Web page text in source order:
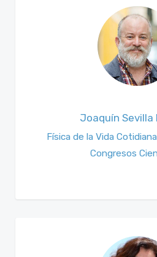
Joaquín Sevilla
Física de la Vida
Congresos